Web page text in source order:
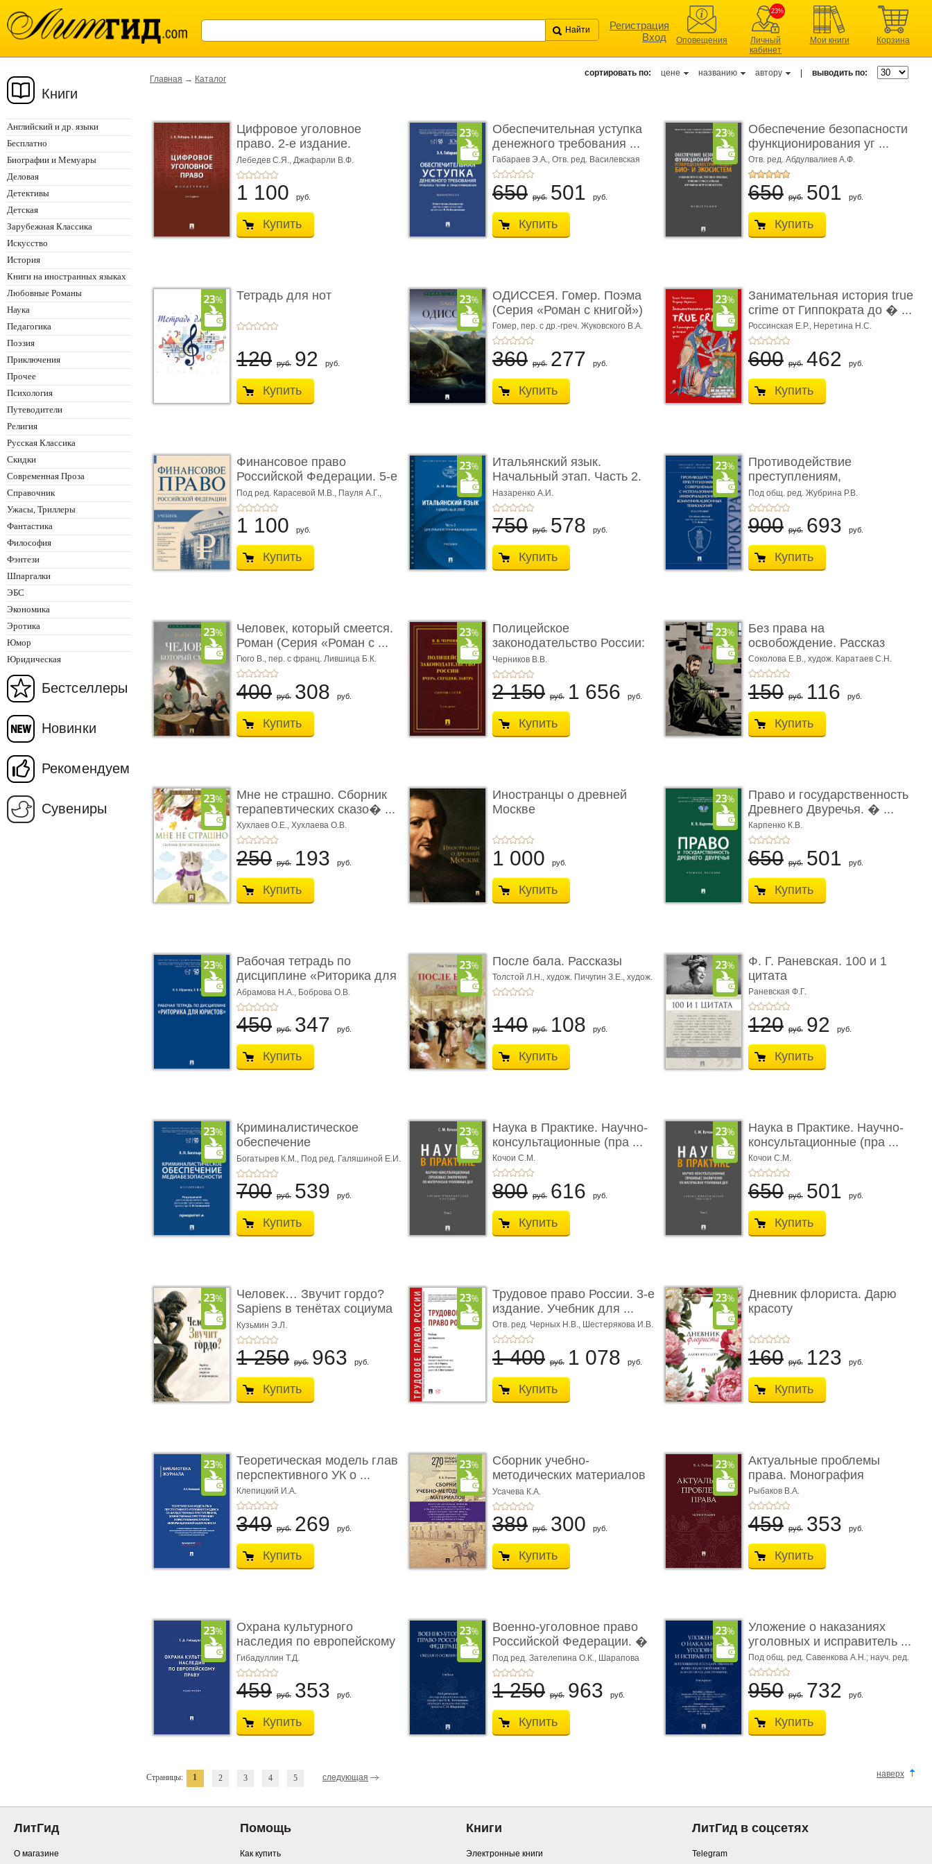
Регистрация
Вход
Оповещения
23%
Личный
кабинет
Мои книги Корзина
Книги
Английский и др. языки
Бесплатно
Биографии и Мемуары
Деловая
Детективы
Детская
Зарубежная Классика
Искусство
История
Книги на иностранных языках
Любовные Романы
Наука
Педагогика
Поэзия
Приключения
Прочее
Психология
Путеводители
Религия
Русская Классика
Скидки
Современная Проза
Справочник
Ужасы, Триллеры
Фантастика
Философия
Фэнтези
Шпаргалки
ЭБС
Экономика
Эротика
Юмор
Юридическая
Бестселлеры
Новинки
Рекомендуем
Сувениры
Главная → Каталог
сортировать по: цене названию автору выводить по:
Цифровое уголовное
право. 2-е издание.
Монограф ...
Лебедев С.Я., Джафарли В.Ф.
1 100 руб.
Купить
Обеспечительная уступка
денежного требования ...
Габараев Э.А., Отв. ред. Василевская
Л.Ю.,вступ. сл. Каретина М.Г.
650 руб. 501 руб.
Купить
Обеспечение безопасности
функционирования уг ...
Отв. ред. Абдулвалиев А.Ф.
650 руб. 501 руб.
Купить
Тетрадь для нот
120 руб. 92 руб.
Купить
ОДИССЕЯ. Гомер. Поэма
(Серия «Роман с книгой»)
Гомер, пер. с др.-греч. Жуковского В.А.
360 руб. 277 руб.
Купить
Занимательная история true
crime от Гиппократа до � ...
Россинская Е.Р., Неретина Н.С.
600 руб. 462 руб.
Купить
Финансовое право
Российской Федерации. 5-е
изд� ...
Под ред. Карасевой М.В., Пауля А.Г.,
Красюкова А.В.
1 100 руб.
Купить
Итальянский язык.
Начальный этап. Часть 2.
Учеб� ...
Назаренко А.И.
750 руб. 578 руб.
Купить
Противодействие
преступлениям,
совершаемым с ...
Под общ. ред. Жубрина Р.В.
900 руб. 693 руб.
Купить
Человек, который смеется.
Роман (Серия «Роман с ...
Гюго В., пер. с франц. Лившица Б.К.
400 руб. 308 руб.
Купить
Полицейское
законодательство России:
вчера, с� ...
Черников В.В.
2 150 руб. 1 656 руб.
Купить
Без права на
освобождение. Рассказ
Соколова Е.В., худож. Каратаев С.Н.
150 руб. 116 руб.
Купить
Мне не страшно. Сборник
терапевтических сказо� ...
Хухлаев О.Е., Хухлаева О.В.
250 руб. 193 руб.
Купить
Иностранцы о древней
Москве
1 000 руб.
Купить
Право и государственность
Древнего Двуречья. � ...
Карпенко К.В.
650 руб. 501 руб.
Купить
Рабочая тетрадь по
дисциплине «Риторика для
ю� ...
Абрамова Н.А., Боброва О.В.
450 руб. 347 руб.
Купить
После бала. Рассказы
Толстой Л.Н., худож. Пичугин З.Е., худож.
Лебедев А.И.,
140 руб. 108 руб.
Купить
Ф. Г. Раневская. 100 и 1
цитата
Раневская Ф.Г.
120 руб. 92 руб.
Купить
Криминалистическое
обеспечение
медиабезопас� ...
Богатырев К.М., Под ред. Галяшиной Е.И.
700 руб. 539 руб.
Купить
Наука в Практике. Научно-
консультационные (пра ...
Кочои С.М.
800 руб. 616 руб.
Купить
Наука в Практике. Научно-
консультационные (пра ...
Кочои С.М.
650 руб. 501 руб.
Купить
Человек… Звучит гордо?
Sapiens в тенётах социума
� ...
Кузьмин Э.Л.
1 250 руб. 963 руб.
Купить
Трудовое право России. 3-е
издание. Учебник для ...
Отв. ред. Черных Н.В., Шестерякова И.В.
1 400 руб. 1 078 руб.
Купить
Дневник флориста. Дарю
красоту
160 руб. 123 руб.
Купить
Теоретическая модель глав
перспективного УК о ...
Клепицкий И.А.
349 руб. 269 руб.
Купить
Сборник учебно-
методических материалов
по кур ...
Усачева К.А.
389 руб. 300 руб.
Купить
Актуальные проблемы
права. Монография
Рыбаков В.А.
459 руб. 353 руб.
Купить
Охрана культурного
наследия по европейскому
п ...
Гибадуллин Т.Д.
459 руб. 353 руб.
Купить
Военно-уголовное право
Российской Федерации. �
...
Под ред. Зателепина О.К., Шарапова
С.Н.
1 250 руб. 963 руб.
Купить
Уложение о наказаниях
уголовных и исправитель ...
Под общ. ред. Савенкова А.Н.; науч. ред.
и рук. авт. кол. Чучаев А.И.
950 руб. 732 руб.
Купить
Страницы: 1 2 3 4 5 следующая наверх
ЛитГид
О магазине
Помощь
Как купить
Книги
Электронные книги
ЛитГид в соцсетях
Telegram